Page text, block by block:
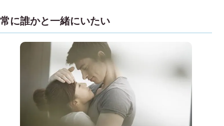
常に誰かと一緒にいたい